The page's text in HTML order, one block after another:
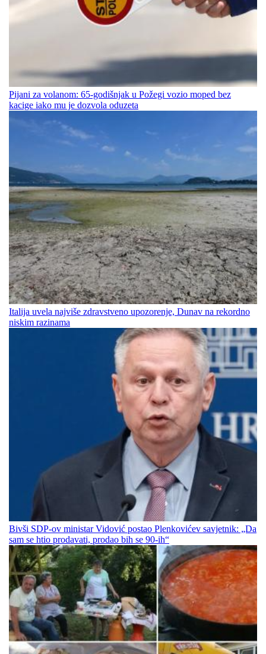
Pijani za volanom: 65-godišnjak u Požegi vozio moped bez
kacige iako mu je dozvola oduzeta
Italija uvela najviše zdravstveno upozorenje, Dunav na rekordno
niskim razinama
Bivši SDP-ov ministar Vidović postao Plenkovićev savjetnik: „Da
sam se htio prodavati, prodao bih se 90-ih“